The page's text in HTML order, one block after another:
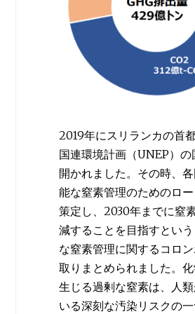
2019年にスリランカの首
国連環境計画（UNEP）の
開かれました。その時、
能な窒素管理のためのロ
策定し、2030年までに窒
減することを目指すとい
な窒素管理に関するコロ
取りまとめられました。
生じる過剰な窒素は、人
いる深刻な汚染リスクの